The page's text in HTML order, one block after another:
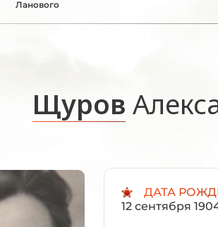
Ланового
Щуров
ДАТА
12 сентября